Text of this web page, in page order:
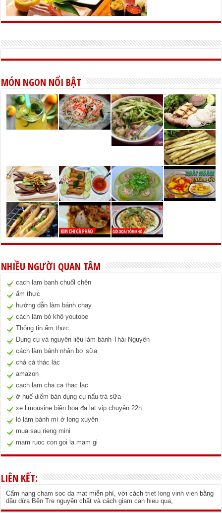
MÓN NGON NỔI BẬT
NHIỀU NGƯỜI QUAN TÂM
cach lam banh chuốl chên
ẩm thực
hướng dẫn làm bánh chay
cách làm bò khô youtobe
Thông tin ẩm thực
Dụng cụ và nguyên liệu làm bánh Thái Nguyên
cách làm bánh nhân bơ sữa
chả cá thác lác
amazon
cach lam cha ca thac lac
ở huế điểm bán dụng cụ nấu trà sữa
xe limousine biên hoa đa lat vip chuyên 22h
lò làm bánh mì ở long xuyên
mua sau rieng mini
mam ruoc con goi la mam gi
LIÊN KẾT:
Cẩm nangcham soc da mat miễn phí, với cáchtriet long vinh vien bằng
dầu dừa Bến Tre nguyên chất và cáchgiam can hieu qua,